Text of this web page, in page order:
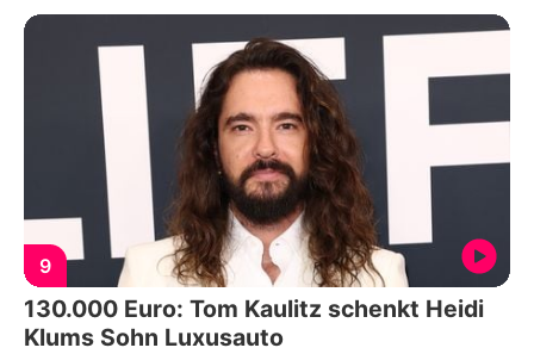
9
130.000 Euro: Tom Kaulitz schenkt Heidi
Klums Sohn Luxusauto